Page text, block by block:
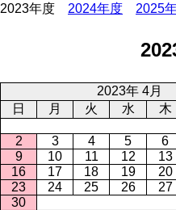
2023年度 2024年度 2025
2023年 4月
日
月 火 水 木
2
3 4 5 6
9
10 11 12 13
16
17 18 19 20
23
24 25 26 27
30